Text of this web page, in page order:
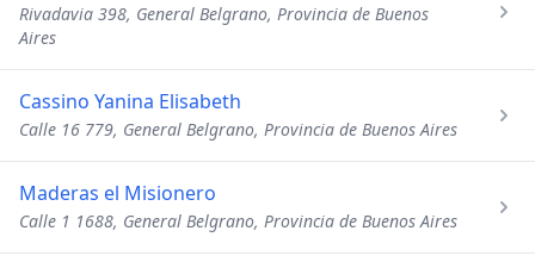
Rivadavia 398, General Belgrano, Provincia de Buenos
Aires
Cassino Yanina Elisabeth
Calle 16 779, General Belgrano, Provincia de Buenos Aires
Maderas el Misionero
Calle 1 1688, General Belgrano, Provincia de Buenos Aires